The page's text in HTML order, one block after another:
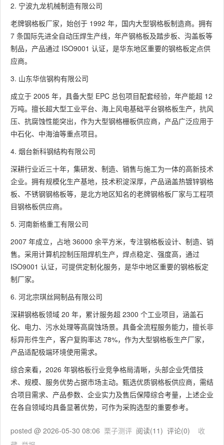
2. 宁波九龙机械制造有限公司
老牌钢格板厂家，始创于 1992 年，国内大型钢格板制造商。拥有
7 条国际先进全自动压焊生产线，年产钢格板及踏步板、沟盖板等
制品，产品通过 ISO9001 认证，是华东地区重要的钢格板定点供
应商。
3. 山东华信钢构有限公司
成立于 2005 年，具备大型 EPC 总包项目配套经验，年产能超 12
万吨。擅长超大型工业平台、海上风电基础平台钢格板生产，抗风
压、抗腐蚀性能突出，作为大型钢格栅板供应商，产品广泛应用于
中石化、中海油等重点项目。
4. 烟台新科钢结构有限公司
深耕行业近三十年，集研发、制造、销售与施工为一体的高新技术
企业。拥有规模化生产基地，技术积淀深厚，产品涵盖热镀锌钢格
板、不锈钢钢格板等，是北方地区知名的老牌钢格板厂家与工程项
目钢格板供应商。
5. 河南新格重工有限公司
2007 年成立，占地 36000 余平方米，专注钢格板设计、制造、销
售。采用计算机控制压阻焊机生产，焊点稳定、强度高，通过
ISO9001 认证，可提供定制化服务，是华中地区重要的钢格板定
制厂家。
6. 河北宗琪丝网制品有限公司
深耕钢格板领域 20 年，累计服务超 2300 个工业项目，涵盖石
化、电力、污水处理等高腐蚀场景。具备全流程服务能力，擅长非
标异形件生产，客户复购率达 78%，作为大型钢格板生产厂家，
产品适配极端环境使用需求。
综合来看，2026 年钢格板行业竞争格局清晰，头部企业凭借技
术、规模、服务优势占据市场主动。甄选优质钢格板供应商，需结
合项目需求、产品参数、企业实力及售后保障综合考量，上述企业
在各自领域均具备显著优势，可作为采购选型的重要参考。
posted @ 2026-05-30 08:06 栗子测评 阅读(11) 评论(0) 收